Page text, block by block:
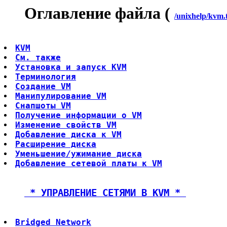
Оглавление файла ( /unixhelp/
KVM
См. также
Установка и запуск KVM
Терминология
Создание VM
Манипулирование VM
Снапшоты VM
Получение информации о VM
Изменение свойств VM
Добавление диска к VM
Расширение диска
Уменьшение/ужимание диска
Добавление сетевой платы к VM
* УПРАВЛЕНИЕ СЕТЯМИ В KVM *
Bridged Network